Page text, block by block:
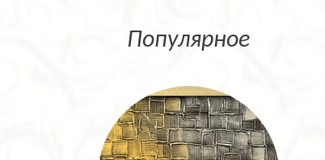
Популярное